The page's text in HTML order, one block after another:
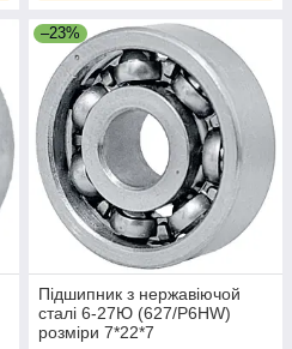
–23%
Підшипник з нержавіючой
сталі 6-27Ю (627/P6HW)
розміри 7*22*7